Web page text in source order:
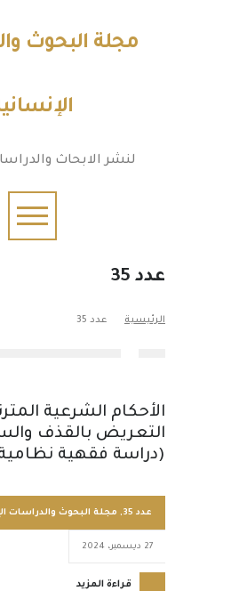
مجلة البحوث
لنشر الابحاث
عدد 35
الرئيسية عدد 35
الأحكام الشرعية
التعريض بالقذف
(دراسة فقهية
عدد 35 , مجلة البحوث والدراسات
27 ديسمبر، 2024
قراءة المزيد